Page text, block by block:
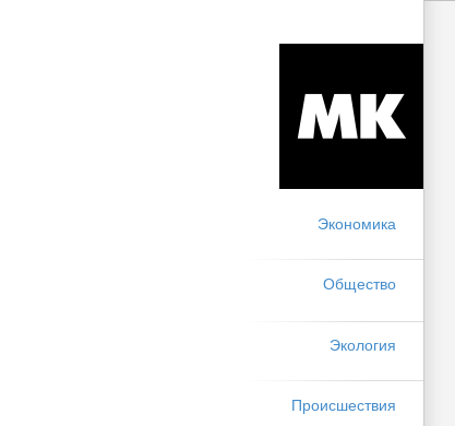
Экономика
Общество
Экология
Происшествия